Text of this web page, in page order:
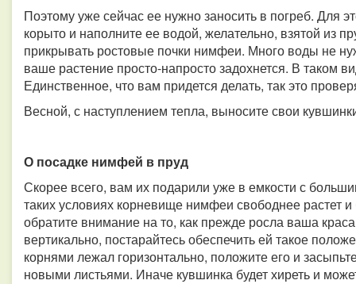
Поэтому уже сейчас ее нужно заносить в погреб. Для
корыто и наполните ее водой, желательно, взятой из
прикрывать ростовые почки нимфеи. Много воды не
ваше растение просто-напросто задохнется. В таком
Единственное, что вам придется делать, так это
Весной, с наступлением тепла, выносите свои
О посадке нимфей в пруд
Скорее всего, вам их подарили уже в емкости с
таких условиях корневище нимфеи свободнее растет
обратите внимание на то, как прежде росла ваша
вертикально, постарайтесь обеспечить ей такое
корнями лежал горизонтально, положите его и
новыми листьями. Иначе кувшинка будет хиреть и